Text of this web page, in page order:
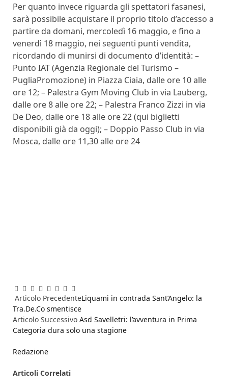
Per quanto invece riguarda gli spettatori fasanesi,
sarà possibile acquistare il proprio titolo d’accesso a
partire da domani, mercoledì 16 maggio, e fino a
venerdì 18 maggio, nei seguenti punti vendita,
ricordando di munirsi di documento d’identità: –
Punto IAT (Agenzia Regionale del Turismo –
PugliaPromozione) in Piazza Ciaia, dalle ore 10 alle
ore 12; – Palestra Gym Moving Club in via Lauberg,
dalle ore 8 alle ore 22; – Palestra Franco Zizzi in via
De Deo, dalle ore 18 alle ore 22 (qui biglietti
disponibili già da oggi); – Doppio Passo Club in via
Mosca, dalle ore 11,30 alle ore 24
Facebook
Twitter
Pinterest
LinkedIn
Reddit
WhatsApp
Telegram
Email
Articolo PrecedenteLiquami in contrada Sant’Angelo: la
Tra.De.Co smentisce
Articolo Successivo Asd Savelletri: l’avventura in Prima
Categoria dura solo una stagione
Redazione
Articoli Correlati